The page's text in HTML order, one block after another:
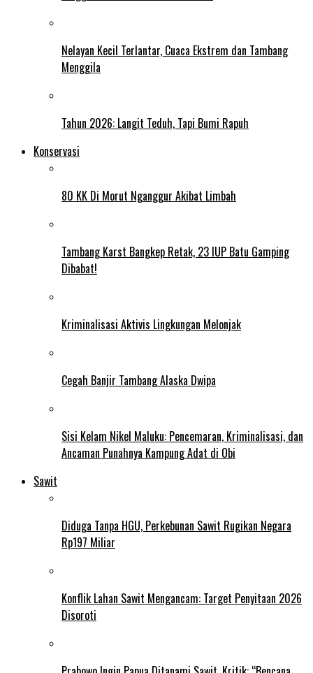
Nelayan Kecil Terlantar, Cuaca Ekstrem dan Tambang
Menggila
Tahun 2026: Langit Teduh, Tapi Bumi Rapuh
Konservasi
80 KK Di Morut Nganggur Akibat Limbah
Tambang Karst Bangkep Retak, 23 IUP Batu Gamping
Dibabat!
Kriminalisasi Aktivis Lingkungan Melonjak
Cegah Banjir Tambang Alaska Dwipa
Sisi Kelam Nikel Maluku: Pencemaran, Kriminalisasi, dan
Ancaman Punahnya Kampung Adat di Obi
Sawit
Diduga Tanpa HGU, Perkebunan Sawit Rugikan Negara
Rp197 Miliar
Konflik Lahan Sawit Mengancam: Target Penyitaan 2026
Disoroti